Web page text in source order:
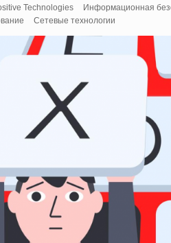
Technologies Информационная
Сетевые технологии